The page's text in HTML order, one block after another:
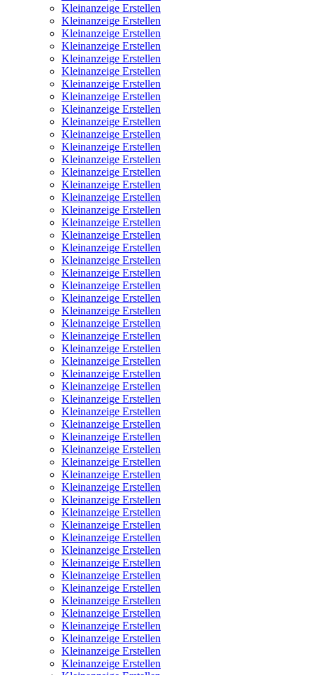
Kleinanzeige Erstellen
Kleinanzeige Erstellen
Kleinanzeige Erstellen
Kleinanzeige Erstellen
Kleinanzeige Erstellen
Kleinanzeige Erstellen
Kleinanzeige Erstellen
Kleinanzeige Erstellen
Kleinanzeige Erstellen
Kleinanzeige Erstellen
Kleinanzeige Erstellen
Kleinanzeige Erstellen
Kleinanzeige Erstellen
Kleinanzeige Erstellen
Kleinanzeige Erstellen
Kleinanzeige Erstellen
Kleinanzeige Erstellen
Kleinanzeige Erstellen
Kleinanzeige Erstellen
Kleinanzeige Erstellen
Kleinanzeige Erstellen
Kleinanzeige Erstellen
Kleinanzeige Erstellen
Kleinanzeige Erstellen
Kleinanzeige Erstellen
Kleinanzeige Erstellen
Kleinanzeige Erstellen
Kleinanzeige Erstellen
Kleinanzeige Erstellen
Kleinanzeige Erstellen
Kleinanzeige Erstellen
Kleinanzeige Erstellen
Kleinanzeige Erstellen
Kleinanzeige Erstellen
Kleinanzeige Erstellen
Kleinanzeige Erstellen
Kleinanzeige Erstellen
Kleinanzeige Erstellen
Kleinanzeige Erstellen
Kleinanzeige Erstellen
Kleinanzeige Erstellen
Kleinanzeige Erstellen
Kleinanzeige Erstellen
Kleinanzeige Erstellen
Kleinanzeige Erstellen
Kleinanzeige Erstellen
Kleinanzeige Erstellen
Kleinanzeige Erstellen
Kleinanzeige Erstellen
Kleinanzeige Erstellen
Kleinanzeige Erstellen
Kleinanzeige Erstellen
Kleinanzeige Erstellen